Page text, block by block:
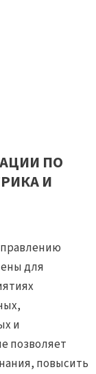
ПО
И
для
и
позволяет
повысить